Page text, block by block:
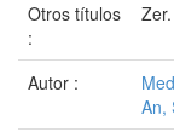
Otros títulos
:
Autor :
An,